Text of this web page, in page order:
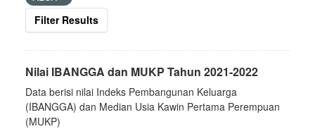
Filter Results
Nilai IBANGGA dan MUKP Tahun 2021-2022
Data berisi nilai Indeks Pembangunan Keluarga
(IBANGGA) dan Median Usia Kawin Pertama Perempuan
(MUKP)